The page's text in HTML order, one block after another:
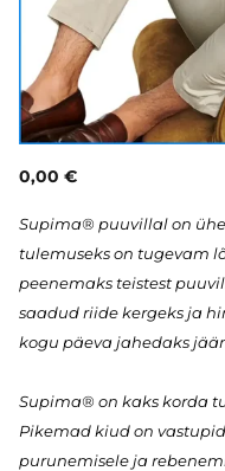
0,00 €
Supima® puuvillal on
tulemuseks on tugevam
peenemaks teistest
saadud riide kergeks ja
kogu päeva jahedaks
Supima® on kaks korda
Pikemad kiud on
purunemisele ja